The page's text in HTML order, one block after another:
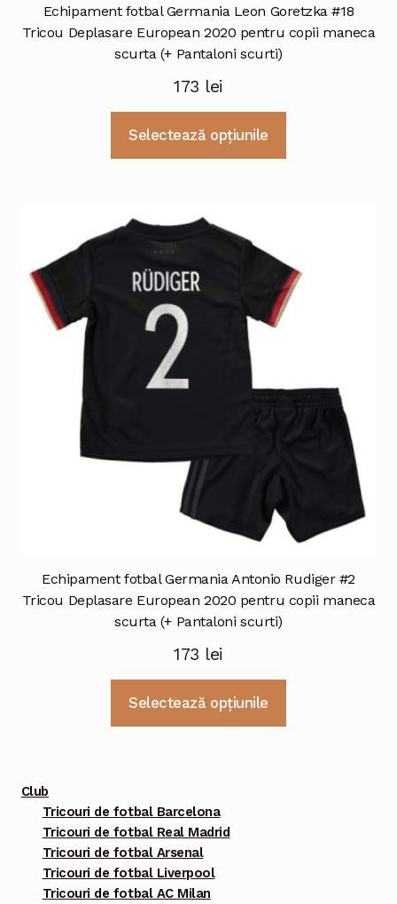
Echipament fotbal Germania Leon Goretzka #18
Tricou Deplasare European 2020 pentru copii maneca
scurta (+ Pantaloni scurti)
173 lei
Selectează opțiunile
Opțiunile
pot
fi
pagina
produsului.
Echipament fotbal Germania Antonio Rudiger #2
Tricou Deplasare European 2020 pentru copii maneca
scurta (+ Pantaloni scurti)
173 lei
Selectează opțiunile
Club
Tricouri de fotbal Barcelona
Tricouri de fotbal Real Madrid
Tricouri de fotbal Arsenal
Tricouri de fotbal Liverpool
Tricouri de fotbal AC Milan